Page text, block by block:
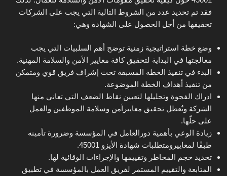
فقد تم تحديد عدد من الشروط التالية التي يجب على الشركات
تحقيقها من أجل الحصول على الشهادة وهي:
وضع خطة استراتيجية زمنية توضح أهم السلبيات التي يجب
معالجتها في البداية لتحقيق كافة معايير الأمن والسلامة المهنية.
البدء في تنفيذ الخطة المسبقة تحت إشراف فريق قوي ومتمكن
من تنفيذ أهداف الخطة الموضوعة.
ادراك الفجوة وتحليلها لتعيين نقاط الضعف التي تعاني منها
الشركة وتٌعطل تحقيق معاييرأمن وسلامة الموظفين والعمل
على حلّها.
زيادة الوعي بأهمية دورالعامل في المؤسسة وضرورة تأمينه
طبقًا لمعاييرومتطلبات شهادة الأيزو 45001.
تحديد حجم المخاطر وتقييمها والإجراءات الوقائية لها.
المتابعة والتقييم المستمر لفريق العمل بالمؤسسة في تطبيق